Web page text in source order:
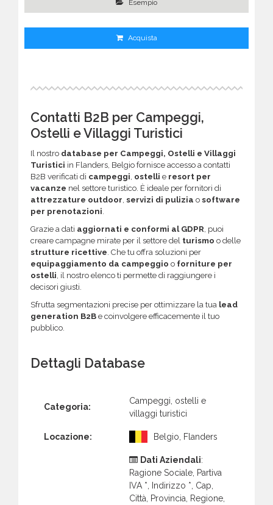
Esempio
Acquista
Contatti B2B per Campeggi,
Ostelli e Villaggi Turistici
Il nostro database per Campeggi, Ostelli e Villaggi
Turistici in Flanders, Belgio fornisce accesso a contatti
B2B verificati di campeggi, ostelli e resort per
vacanze nel settore turistico. È ideale per fornitori di
attrezzature outdoor, servizi di pulizia o software
per prenotazioni.
Grazie a dati aggiornati e conformi al GDPR, puoi
creare campagne mirate per il settore del turismo o delle
strutture ricettive. Che tu offra soluzioni per
equipaggiamento da campeggio o forniture per
ostelli, il nostro elenco ti permette di raggiungere i
decisori giusti.
Sfrutta segmentazioni precise per ottimizzare la tua lead
generation B2B e coinvolgere efficacemente il tuo
pubblico.
Dettagli Database
Categoria:
Campeggi, ostelli e
villaggi turistici
Locazione: Belgio, Flanders
Dati Aziendali:
Ragione Sociale, Partiva
IVA *, Indirizzo *, Cap,
Città, Provincia, Regione,